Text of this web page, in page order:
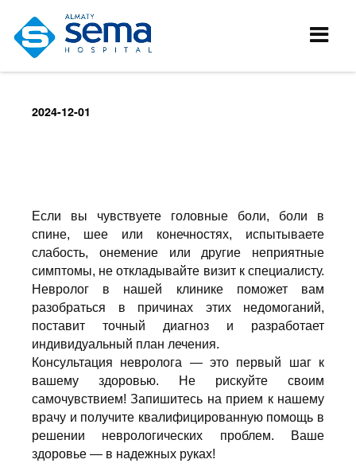
2024-12-01
Если вы чувствуете головные боли, боли в
спине, шее или конечностях, испытываете
слабость, онемение или другие неприятные
симптомы, не откладывайте визит к специалисту.
Невролог в нашей клинике поможет вам
разобраться в причинах этих недомоганий,
поставит точный диагноз и разработает
индивидуальный план лечения.
Консультация невролога — это первый шаг к
вашему здоровью. Не рискуйте своим
самочувствием! Запишитесь на прием к нашему
врачу и получите квалифицированную помощь в
решении неврологических проблем. Ваше
здоровье — в надежных руках!